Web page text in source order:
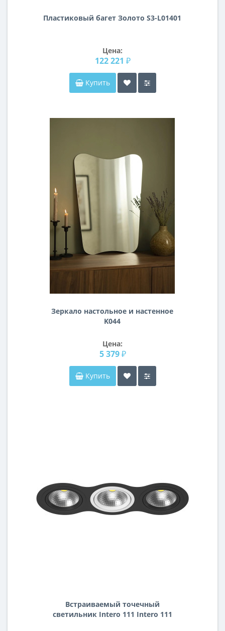
Пластиковый багет Золото S3-L01401
Цена:
122 221 ₽
Купить
Зеркало настольное и настенное
K044
Цена:
5 379 ₽
Купить
Встраиваемый точечный
светильник Intero 111 Intero 111